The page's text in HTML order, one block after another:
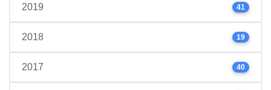
2019 41
2018 19
2017 40